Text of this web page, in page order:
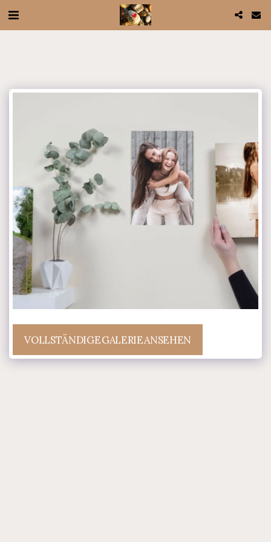
VOLLSTÄNDIGE GALERIE ANSEHEN